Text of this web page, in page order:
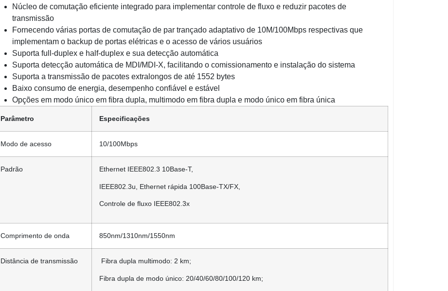
Núcleo de comutação eficiente integrado para implementar controle de fluxo e reduzir pacotes de
transmissão
Fornecendo várias portas de comutação de par trançado adaptativo de 10M/100Mbps respectivas que
implementam o backup de portas elétricas e o acesso de vários usuários
Suporta full-duplex e half-duplex e sua detecção automática
Suporta detecção automática de MDI/MDI-X, facilitando o comissionamento e instalação do sistema
Suporta a transmissão de pacotes extralongos de até 1552 bytes
Baixo consumo de energia, desempenho confiável e estável
Opções em modo único em fibra dupla, multimodo em fibra dupla e modo único em fibra única
Parâmetro Especificações
Modo de acesso 10/100Mbps
Padrão Ethernet IEEE802.3 10Base-T,
IEEE802.3u, Ethernet rápida 100Base-TX/FX,
Controle de fluxo IEEE802.3x
Comprimento de onda 850nm/1310nm/1550nm
Distância de transmissão Fibra dupla multimodo: 2 km;
Fibra dupla de modo único: 20/40/60/80/100/120 km;